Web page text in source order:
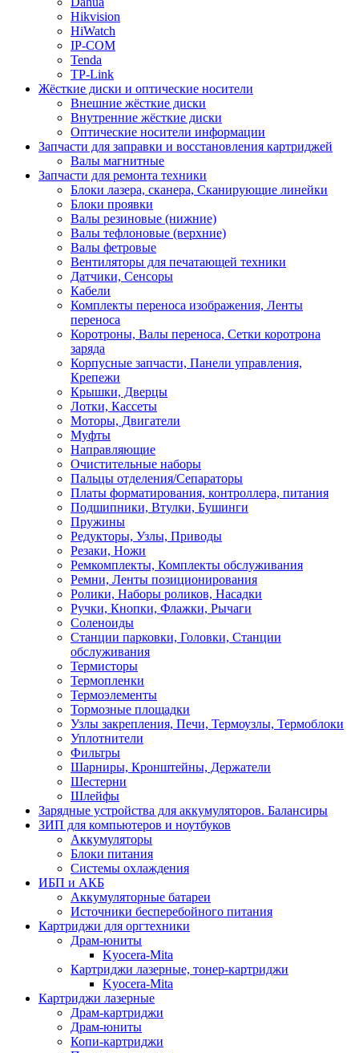
Hikvision
HiWatch
IP-COM
Tenda
TP-Link
Жёсткие диски и оптические носители
Внешние жёсткие диски
Внутренние жёсткие диски
Оптические носители информации
Запчасти для заправки и восстановления картриджей
Валы магнитные
Запчасти для ремонта техники
Блоки лазера, сканера, Сканирующие линейки
Блоки проявки
Валы резиновые (нижние)
Валы тефлоновые (верхние)
Валы фетровые
Вентиляторы для печатающей техники
Датчики, Сенсоры
Кабели
Комплекты переноса изображения, Ленты
переноса
Коротроны, Валы переноса, Сетки коротрона
заряда
Корпусные запчасти, Панели управления,
Крепежи
Крышки, Дверцы
Лотки, Кассеты
Моторы, Двигатели
Муфты
Направляющие
Очистительные наборы
Пальцы отделения/Сепараторы
Платы форматирования, контроллера, питания
Подшипники, Втулки, Бушинги
Пружины
Редукторы, Узлы, Приводы
Резаки, Ножи
Ремкомплекты, Комплекты обслуживания
Ремни, Ленты позиционирования
Ролики, Наборы роликов, Насадки
Ручки, Кнопки, Флажки, Рычаги
Соленоиды
Станции парковки, Головки, Станции
обслуживания
Термисторы
Термопленки
Термоэлементы
Тормозные площадки
Узлы закрепления, Печи, Термоузлы, Термоблоки
Уплотнители
Фильтры
Шарниры, Кронштейны, Держатели
Шестерни
Шлейфы
Зарядные устройства для аккумуляторов. Балансиры
ЗИП для компьютеров и ноутбуков
Аккумуляторы
Блоки питания
Системы охлаждения
ИБП и АКБ
Аккумуляторные батареи
Источники бесперебойного питания
Картриджи для оргтехники
Драм-юниты
Kyocera-Mita
Картриджи лазерные, тонер-картриджи
Kyocera-Mita
Картриджи лазерные
Драм-картриджи
Драм-юниты
Копи-картриджи